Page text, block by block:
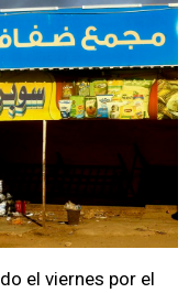
el viernes por el